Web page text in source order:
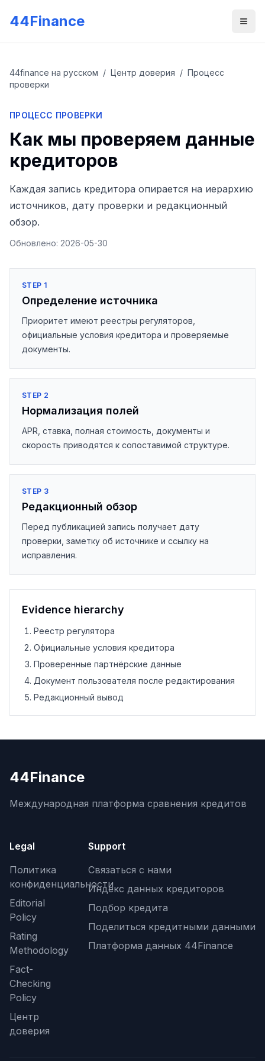
44Finance
44finance на русском / Центр доверия / Процесс
проверки
ПРОЦЕСС ПРОВЕРКИ
Как мы проверяем данные
кредиторов
Каждая запись кредитора опирается на иерархию
источников, дату проверки и редакционный
обзор.
Обновлено: 2026-05-30
STEP 1
Определение источника
Приоритет имеют реестры регуляторов,
официальные условия кредитора и проверяемые
документы.
STEP 2
Нормализация полей
APR, ставка, полная стоимость, документы и
скорость приводятся к сопоставимой структуре.
STEP 3
Редакционный обзор
Перед публикацией запись получает дату
проверки, заметку об источнике и ссылку на
исправления.
Evidence hierarchy
Реестр регулятора
Официальные условия кредитора
Проверенные партнёрские данные
Документ пользователя после редактирования
Редакционный вывод
44Finance
Международная платформа сравнения кредитов
Legal
Политика
конфиденциальности
Editorial
Policy
Rating
Methodology
Fact-
Checking
Policy
Центр
доверия
Support
Связаться с нами
Индекс данных кредиторов
Подбор кредита
Поделиться кредитными данными
Платформа данных 44Finance